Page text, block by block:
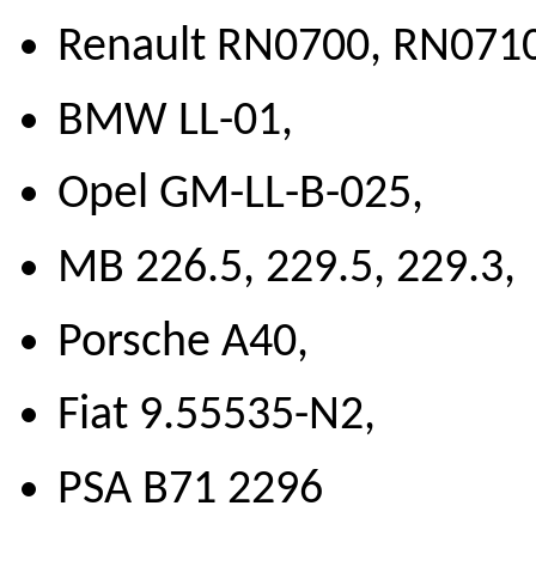
Renault RN0700,
BMW LL-01,
Opel GM-LL-B-025,
MB 226.5, 229.5, 229.3,
Porsche A40,
Fiat 9.55535-N2,
PSA B71 2296